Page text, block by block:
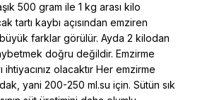
500 gram ile 1 kg arası kilo
tartı kaybı açısından emziren
farklar görülür. Ayda 2 kilodan
doğru değildir. Emzirme
ihtiyacınız olacaktır Her emzirme
yani 200-250 ml.su için. Sütün sık